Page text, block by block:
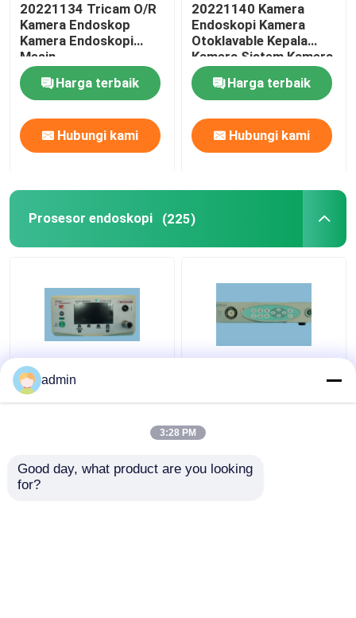
20221134 Tricam O/R
Kamera Endoskop
Kamera Endoskopi
Mesin
Harga terbaik
Hubungi kami
20221140 Kamera
Endoskopi Kamera
Otoklavable Kepala
Kamera Sistem Kamera
Medis
Harga terbaik
Hubungi kami
Prosesor endoskopi (225)
40L Endoskopi
Prosesor Insufflator
Resolusi Tinggi
admin
3:28 PM
Good day, what product are you looking
for?